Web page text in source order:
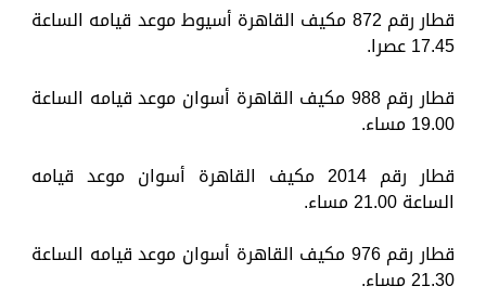
قطار رقم 872 مكيف القاهرة أسيوط موعد قيامه الساعة
17.45 عصرا.
قطار رقم 988 مكيف القاهرة أسوان موعد قيامه الساعة
19.00 مساء.
قطار رقم 2014 مكيف القاهرة أسوان موعد قيامه
الساعة 21.00 مساء.
قطار رقم 976 مكيف القاهرة أسوان موعد قيامه الساعة
21.30 مساء.